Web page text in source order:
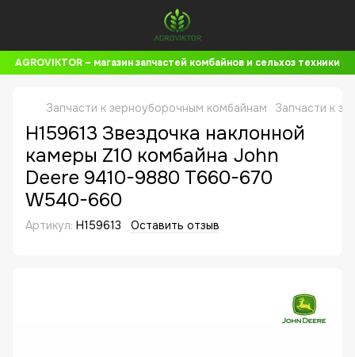
AGROVIKTOR – магазин запчастей комбайнов и сельхоз техники
Запчасти к зерноуборочным комбайнам Запчасти к
H159613 Звездочка наклонной
камеры Z10 комбайна John
Deere 9410-9880 T660-670
W540-660
Артикул: H159613 Оставить отзыв